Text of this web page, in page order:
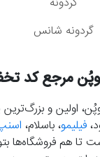
گردونه شانس
مرجع کد
اولین و
فیلیمو، باسلام،
تا هم فروشگاه‌ها